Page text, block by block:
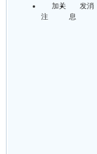
加关
注
发消
息